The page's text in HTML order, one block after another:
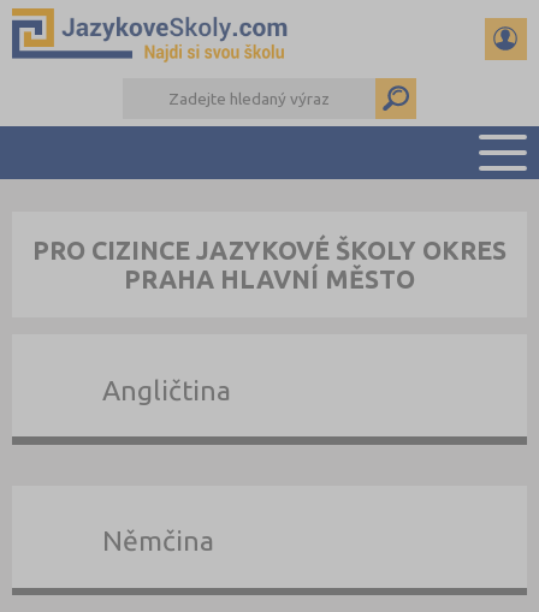
PŘÍPRAVA NA ZKOUŠKY A K MATURITĚ
RADY A ČLÁNKY
PRO CIZINCE JAZYKOVÉ ŠKOLY OKRES
PRAHA HLAVNÍ MĚSTO
Angličtina
Němčina